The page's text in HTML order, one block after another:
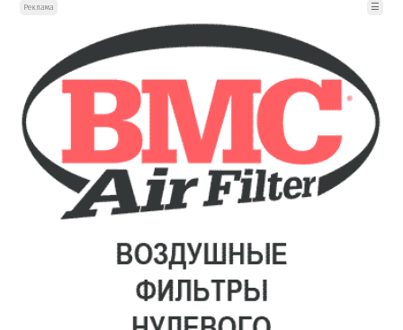
Реклама ☰